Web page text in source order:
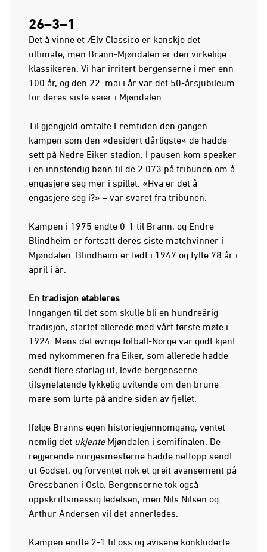
26–3–1
Det å vinne et Ælv Classico er kanskje det
ultimate, men Brann-Mjøndalen er den virkelige
klassikeren. Vi har irritert bergenserne i mer enn
100 år, og den 22. mai i år var det 50-årsjubileum
for deres siste seier i Mjøndalen.
Til gjengjeld omtalte Fremtiden den gangen
kampen som den «desidert dårligste» de hadde
sett på Nedre Eiker stadion. I pausen kom speaker
i en innstendig bønn til de 2 073 på tribunen om å
engasjere seg mer i spillet. «Hva er det å
engasjere seg i?» – var svaret fra tribunen.
Kampen i 1975 endte 0-1 til Brann, og Endre
Blindheim er fortsatt deres siste matchvinner i
Mjøndalen. Blindheim er født i 1947 og fylte 78 år i
april i år.
En tradisjon etableres
Inngangen til det som skulle bli en hundreårig
tradisjon, startet allerede med vårt første møte i
1924. Mens det øvrige fotball-Norge var godt kjent
med nykommeren fra Eiker, som allerede hadde
sendt flere storlag ut, levde bergenserne
tilsynelatende lykkelig uvitende om den brune
mare som lurte på andre siden av fjellet.
Ifølge Branns egen historiegjennomgang, ventet
nemlig det ukjenteMjøndalen i semifinalen. De
regjerende norgesmesterne hadde nettopp sendt
ut Godset, og forventet nok et greit avansement på
Gressbanen i Oslo. Bergenserne tok også
oppskriftsmessig ledelsen, men Nils Nilsen og
Arthur Andersen vil det annerledes.
Kampen endte 2-1 til oss og avisene konkluderte: